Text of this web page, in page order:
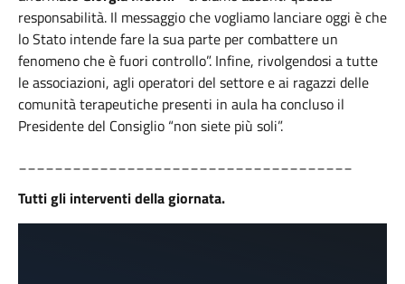
responsabilità. Il messaggio che vogliamo lanciare oggi è che
lo Stato intende fare la sua parte per combattere un
fenomeno che è fuori controllo”. Infine, rivolgendosi a tutte
le associazioni, agli operatori del settore e ai ragazzi delle
comunità terapeutiche presenti in aula ha concluso il
Presidente del Consiglio “non siete più soli”.
Tutti gli interventi della giornata.